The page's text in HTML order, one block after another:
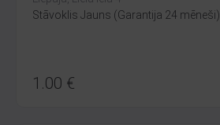
Stāvoklis Jauns (Garantija 24 mēneši)
1.00 €